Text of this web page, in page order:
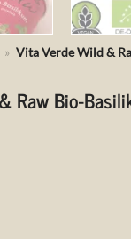
» Vita Verde Wild &
Raw Bio-